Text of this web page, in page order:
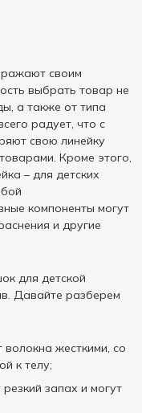
своим
выбрать товар не
а также от типа
радует, что с
свою линейку
Кроме этого,
– для детских
компоненты могут
и другие
для детской
Давайте разберем
волокна жесткими, со
к телу;
запах и могут